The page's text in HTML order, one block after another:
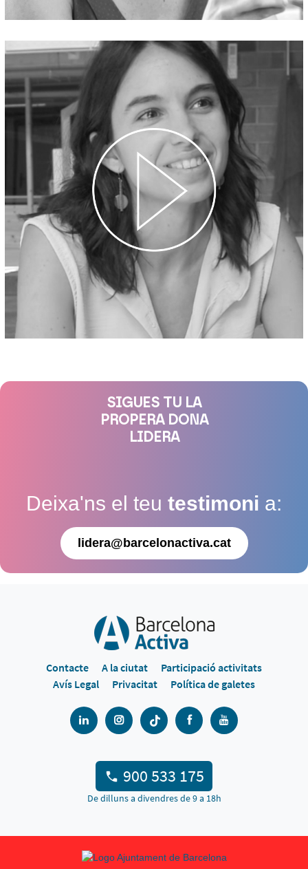
SIGUES TU LA
PROPERA DONA
LIDERA
Deixa'ns el teu testimoni a:
lidera@barcelonactiva.cat
Contacte A la ciutat
Participació activitats
Avís Legal
Privacitat Política de galetes
900 533 175
De dilluns a divendres de 9 a 18h